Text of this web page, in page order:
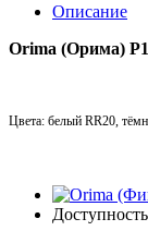
Описание
Orima (Орима)
Цвета: белый RR20,